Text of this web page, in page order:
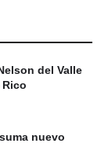
del Valle
Rico
nuevo